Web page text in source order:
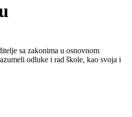
sa zakonima u osnovnom
odluke i rad škole, kao svoja i